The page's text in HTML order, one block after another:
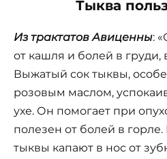
Тыква
Из трактатов Авиценны:
от кашля и болей в
Выжатый сок тыквы,
розовым маслом,
ухе. Он помогает при
полезен от болей в
тыквы капают в нос от